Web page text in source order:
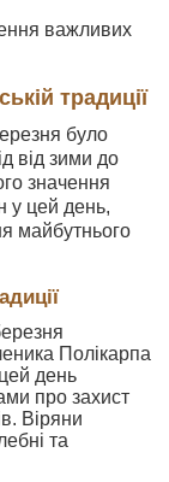
важливих
традиції
було
від зими до
значення
у цей день,
майбутнього
Полікарпа
день
про захист
Віряни
та